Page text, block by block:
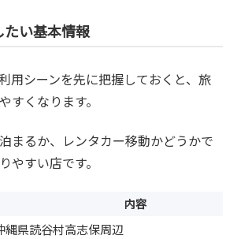
い基本情報
用シーンを先に把握しておくと、旅
すくなります。
まるか、レンタカー移動かどうかで
やすい店です。
内容
縄県読谷村高志保周辺